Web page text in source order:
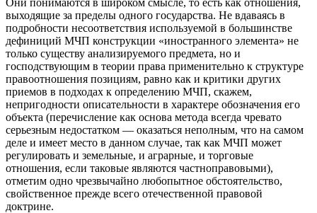
выходящие за пределы одного государства. Не вдаваясь в
подробности несоответствия используемой в большинстве
дефиниций МЧП конструкции «иностранного элемента» не
только существу анализируемого предмета, но и
господствующим в теории права применительно к структуре
правоотношения позициям, равно как и критики других
приемов в подходах к определению МЧП, скажем,
непригодности описательности в характере обозначения его
объекта (перечисление как основа метода всегда чревато
серьезным недостатком — оказаться неполным, что на самом
деле и имеет место в данном случае, так как МЧП может
регулировать и земельные, и аграрные, и торговые
отношения, если таковые являются частноправовыми),
отметим одно чрезвычайно любопытное обстоятельство,
свойственное прежде всего отечественной правовой
доктрине.